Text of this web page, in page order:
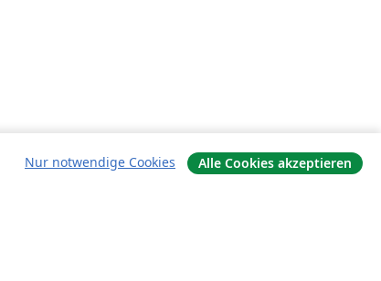
Nur notwendige Cookies Alle Cookies akzeptieren